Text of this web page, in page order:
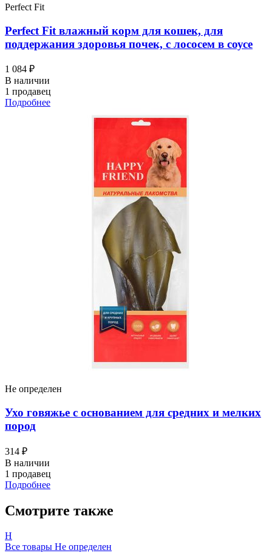
Perfect Fit
Perfect Fit влажный корм для кошек, для
поддержания здоровья почек, с лососем в соусе
1 084 ₽
В наличии
1 продавец
Подробнее
Не определен
Ухо говяжье с основанием для средних и мелких
пород
314 ₽
В наличии
1 продавец
Подробнее
Смотрите также
Н
Все товары Не определен